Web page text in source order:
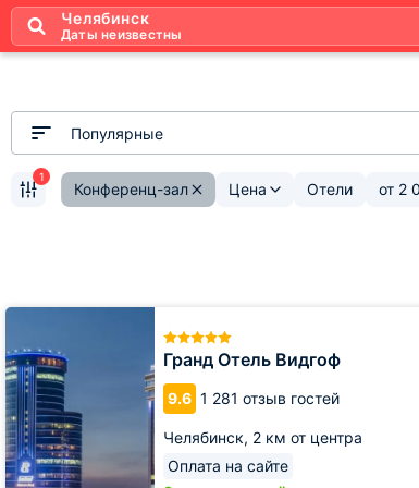
Челябинск
Даты неизвестны
Популярные
Конференц-зал Цена Отели от 2
1
Гранд Отель Видгоф
9.6 1 281 отзыв гостей
Челябинск, 2 км от центра
Оплата на сайте
Гранд
Видгоф